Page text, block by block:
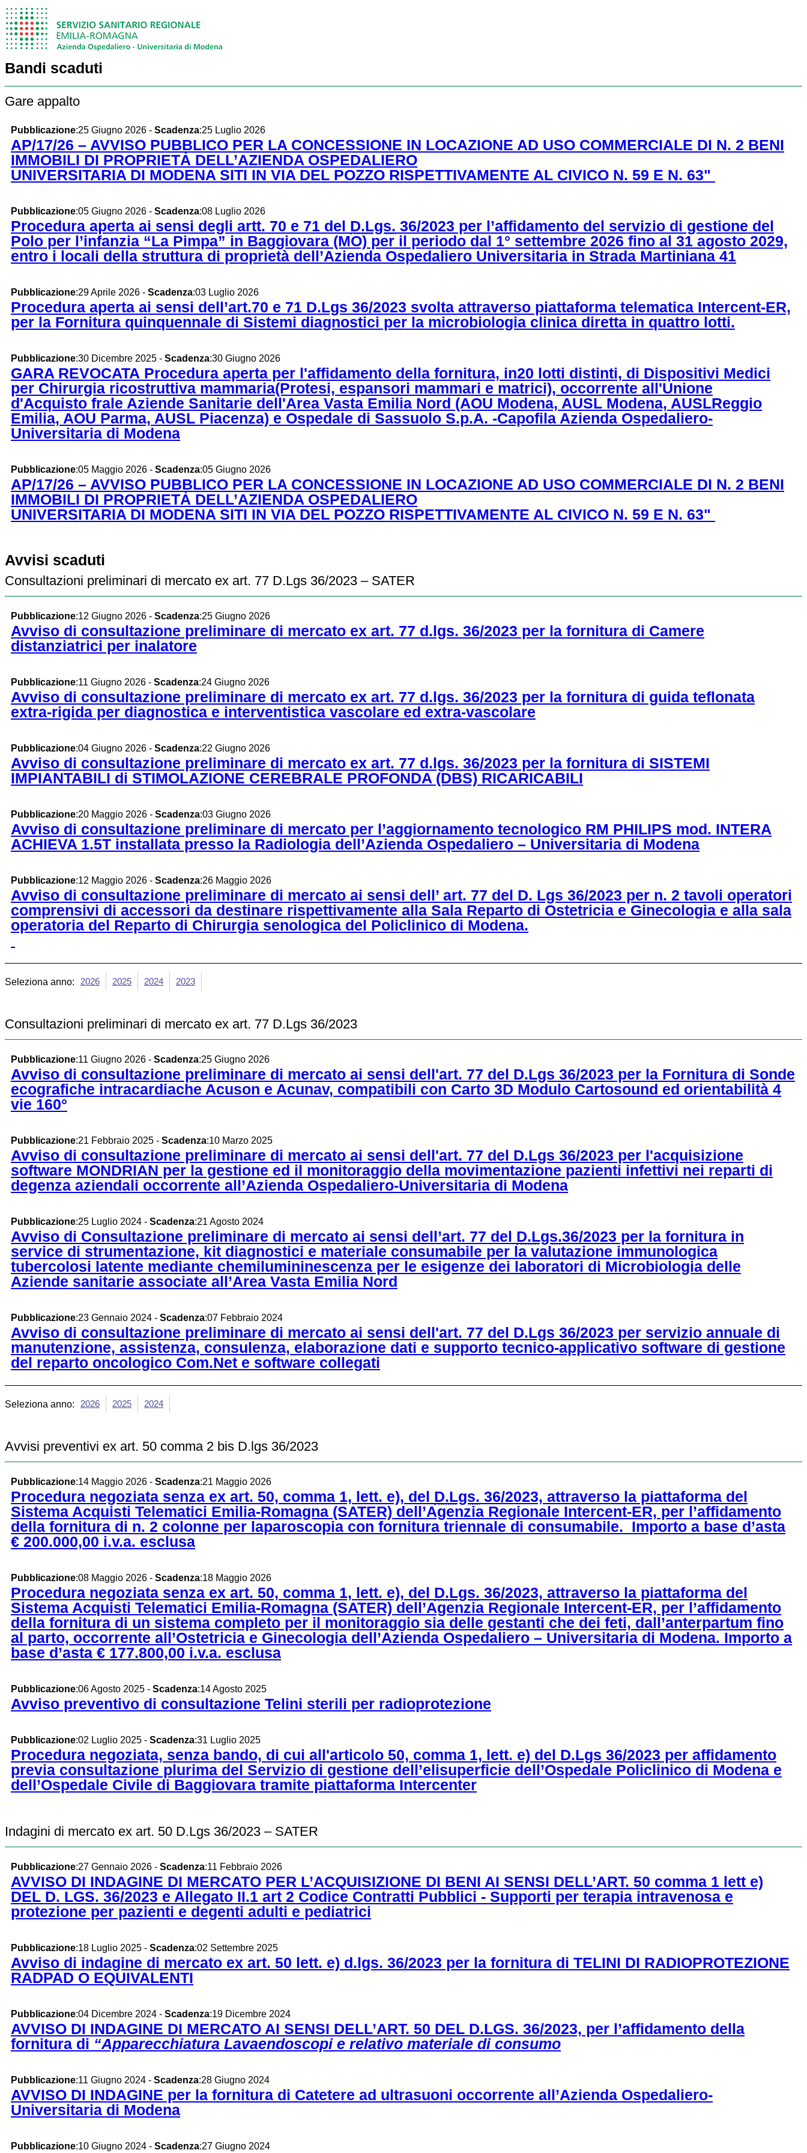
Bandi scaduti
Gare appalto
Pubblicazione:25 Giugno 2026 - Scadenza:25 Luglio 2026
AP/17/26 – AVVISO PUBBLICO PER LA CONCESSIONE IN LOCAZIONE AD USO COMMERCIALE DI N. 2 BENI
IMMOBILI DI PROPRIETÀ DELL’AZIENDA OSPEDALIERO
UNIVERSITARIA DI MODENA SITI IN VIA DEL POZZO RISPETTIVAMENTE AL CIVICO N. 59 E N. 63"
Pubblicazione:05 Giugno 2026 - Scadenza:08 Luglio 2026
Procedura aperta ai sensi degli artt. 70 e 71 del D.Lgs. 36/2023 per l’affidamento del servizio di gestione del
Polo per l’infanzia “La Pimpa” in Baggiovara (MO) per il periodo dal 1° settembre 2026 fino al 31 agosto 2029,
entro i locali della struttura di proprietà dell’Azienda Ospedaliero Universitaria in Strada Martiniana 41
Pubblicazione:29 Aprile 2026 - Scadenza:03 Luglio 2026
Procedura aperta ai sensi dell’art.70 e 71 D.Lgs 36/2023 svolta attraverso piattaforma telematica Intercent-ER,
per la Fornitura quinquennale di Sistemi diagnostici per la microbiologia clinica diretta in quattro lotti.
Pubblicazione:30 Dicembre 2025 - Scadenza:30 Giugno 2026
GARA REVOCATA Procedura aperta per l'affidamento della fornitura, in20 lotti distinti, di Dispositivi Medici
per Chirurgia ricostruttiva mammaria(Protesi, espansori mammari e matrici), occorrente all'Unione
d'Acquisto frale Aziende Sanitarie dell'Area Vasta Emilia Nord (AOU Modena, AUSL Modena, AUSLReggio
Emilia, AOU Parma, AUSL Piacenza) e Ospedale di Sassuolo S.p.A. -Capofila Azienda Ospedaliero-
Universitaria di Modena
Pubblicazione:05 Maggio 2026 - Scadenza:05 Giugno 2026
AP/17/26 – AVVISO PUBBLICO PER LA CONCESSIONE IN LOCAZIONE AD USO COMMERCIALE DI N. 2 BENI
IMMOBILI DI PROPRIETÀ DELL’AZIENDA OSPEDALIERO
UNIVERSITARIA DI MODENA SITI IN VIA DEL POZZO RISPETTIVAMENTE AL CIVICO N. 59 E N. 63"
Avvisi scaduti
Consultazioni preliminari di mercato ex art. 77 D.Lgs 36/2023 – SATER
Pubblicazione:12 Giugno 2026 - Scadenza:25 Giugno 2026
Avviso di consultazione preliminare di mercato ex art. 77 d.lgs. 36/2023 per la fornitura di Camere
distanziatrici per inalatore
Pubblicazione:11 Giugno 2026 - Scadenza:24 Giugno 2026
Avviso di consultazione preliminare di mercato ex art. 77 d.lgs. 36/2023 per la fornitura di guida teflonata
extra-rigida per diagnostica e interventistica vascolare ed extra-vascolare
Pubblicazione:04 Giugno 2026 - Scadenza:22 Giugno 2026
Avviso di consultazione preliminare di mercato ex art. 77 d.lgs. 36/2023 per la fornitura di SISTEMI
IMPIANTABILI di STIMOLAZIONE CEREBRALE PROFONDA (DBS) RICARICABILI
Pubblicazione:20 Maggio 2026 - Scadenza:03 Giugno 2026
Avviso di consultazione preliminare di mercato per l’aggiornamento tecnologico RM PHILIPS mod. INTERA
ACHIEVA 1.5T installata presso la Radiologia dell’Azienda Ospedaliero – Universitaria di Modena
Pubblicazione:12 Maggio 2026 - Scadenza:26 Maggio 2026
Avviso di consultazione preliminare di mercato ai sensi dell’ art. 77 del D. Lgs 36/2023 per n. 2 tavoli operatori
comprensivi di accessori da destinare rispettivamente alla Sala Reparto di Ostetricia e Ginecologia e alla sala
operatoria del Reparto di Chirurgia senologica del Policlinico di Modena.
Seleziona anno: 2026 2025 2024 2023
Consultazioni preliminari di mercato ex art. 77 D.Lgs 36/2023
Pubblicazione:11 Giugno 2026 - Scadenza:25 Giugno 2026
Avviso di consultazione preliminare di mercato ai sensi dell'art. 77 del D.Lgs 36/2023 per la Fornitura di Sonde
ecografiche intracardiache Acuson e Acunav, compatibili con Carto 3D Modulo Cartosound ed orientabilità 4
vie 160°
Pubblicazione:21 Febbraio 2025 - Scadenza:10 Marzo 2025
Avviso di consultazione preliminare di mercato ai sensi dell'art. 77 del D.Lgs 36/2023 per l'acquisizione
software MONDRIAN per la gestione ed il monitoraggio della movimentazione pazienti infettivi nei reparti di
degenza aziendali occorrente all’Azienda Ospedaliero-Universitaria di Modena
Pubblicazione:25 Luglio 2024 - Scadenza:21 Agosto 2024
Avviso di Consultazione preliminare di mercato ai sensi dell’art. 77 del D.Lgs.36/2023 per la fornitura in
service di strumentazione, kit diagnostici e materiale consumabile per la valutazione immunologica
tubercolosi latente mediante chemilumininescenza per le esigenze dei laboratori di Microbiologia delle
Aziende sanitarie associate all’Area Vasta Emilia Nord
Pubblicazione:23 Gennaio 2024 - Scadenza:07 Febbraio 2024
Avviso di consultazione preliminare di mercato ai sensi dell'art. 77 del D.Lgs 36/2023 per servizio annuale di
manutenzione, assistenza, consulenza, elaborazione dati e supporto tecnico-applicativo software di gestione
del reparto oncologico Com.Net e software collegati
Seleziona anno: 2026 2025 2024
Avvisi preventivi ex art. 50 comma 2 bis D.lgs 36/2023
Pubblicazione:14 Maggio 2026 - Scadenza:21 Maggio 2026
Procedura negoziata senza ex art. 50, comma 1, lett. e), del D.Lgs. 36/2023, attraverso la piattaforma del
Sistema Acquisti Telematici Emilia-Romagna (SATER) dell’Agenzia Regionale Intercent-ER, per l’affidamento
della fornitura di n. 2 colonne per laparoscopia con fornitura triennale di consumabile. Importo a base d’asta
€ 200.000,00 i.v.a. esclusa
Pubblicazione:08 Maggio 2026 - Scadenza:18 Maggio 2026
Procedura negoziata senza ex art. 50, comma 1, lett. e), del D.Lgs. 36/2023, attraverso la piattaforma del
Sistema Acquisti Telematici Emilia-Romagna (SATER) dell’Agenzia Regionale Intercent-ER, per l’affidamento
della fornitura di un sistema completo per il monitoraggio sia delle gestanti che dei feti, dall’anterpartum fino
al parto, occorrente all’Ostetricia e Ginecologia dell’Azienda Ospedaliero – Universitaria di Modena. Importo a
base d’asta € 177.800,00 i.v.a. esclusa
Pubblicazione:06 Agosto 2025 - Scadenza:14 Agosto 2025
Avviso preventivo di consultazione Telini sterili per radioprotezione
Pubblicazione:02 Luglio 2025 - Scadenza:31 Luglio 2025
Procedura negoziata, senza bando, di cui all'articolo 50, comma 1, lett. e) del D.Lgs 36/2023 per affidamento
previa consultazione plurima del Servizio di gestione dell’elisuperficie dell’Ospedale Policlinico di Modena e
dell’Ospedale Civile di Baggiovara tramite piattaforma Intercenter
Indagini di mercato ex art. 50 D.Lgs 36/2023 – SATER
Pubblicazione:27 Gennaio 2026 - Scadenza:11 Febbraio 2026
AVVISO DI INDAGINE DI MERCATO PER L’ACQUISIZIONE DI BENI AI SENSI DELL’ART. 50 comma 1 lett e)
DEL D. LGS. 36/2023 e Allegato II.1 art 2 Codice Contratti Pubblici - Supporti per terapia intravenosa e
protezione per pazienti e degenti adulti e pediatrici
Pubblicazione:18 Luglio 2025 - Scadenza:02 Settembre 2025
Avviso di indagine di mercato ex art. 50 lett. e) d.lgs. 36/2023 per la fornitura di TELINI DI RADIOPROTEZIONE
RADPAD O EQUIVALENTI
Pubblicazione:04 Dicembre 2024 - Scadenza:19 Dicembre 2024
AVVISO DI INDAGINE DI MERCATO AI SENSI DELL’ART. 50 DEL D.LGS. 36/2023, per l’affidamento della
fornitura di “Apparecchiatura Lavaendoscopi e relativo materiale di consumo
Pubblicazione:11 Giugno 2024 - Scadenza:28 Giugno 2024
AVVISO DI INDAGINE per la fornitura di Catetere ad ultrasuoni occorrente all’Azienda Ospedaliero-
Universitaria di Modena
Pubblicazione:10 Giugno 2024 - Scadenza:27 Giugno 2024